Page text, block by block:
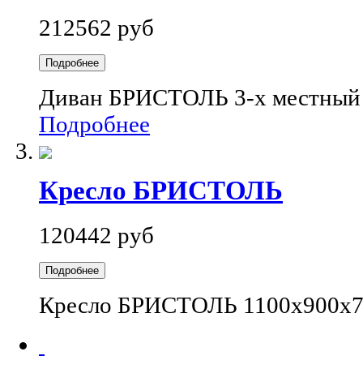
212562 руб
Подробнее
Диван БРИСТОЛЬ 3-х местный
Подробнее
Кресло БРИСТОЛЬ
120442 руб
Подробнее
Кресло БРИСТОЛЬ